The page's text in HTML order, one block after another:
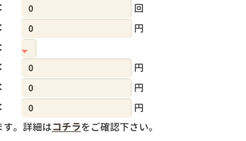
回
円
円
円
円
。詳細はコチラをご確認下さい。